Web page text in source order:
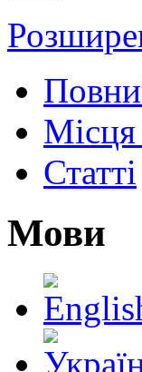
Місця
Статті
Мови